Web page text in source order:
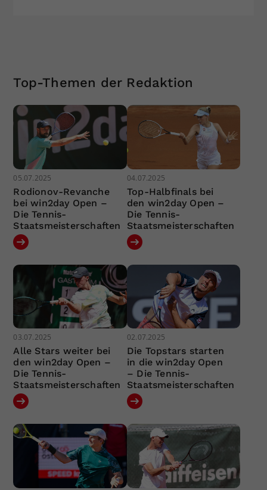
Top-Themen der Redaktion
05.07.2025
Rodionov-Revanche
bei win2day Open –
Die Tennis-
Staatsmeisterschaften
04.07.2025
Top-Halbfinals bei
den win2day Open –
Die Tennis-
Staatsmeisterschaften
03.07.2025
Alle Stars weiter bei
den win2day Open –
Die Tennis-
Staatsmeisterschaften
02.07.2025
Die Topstars starten
in die win2day Open
– Die Tennis-
Staatsmeisterschaften